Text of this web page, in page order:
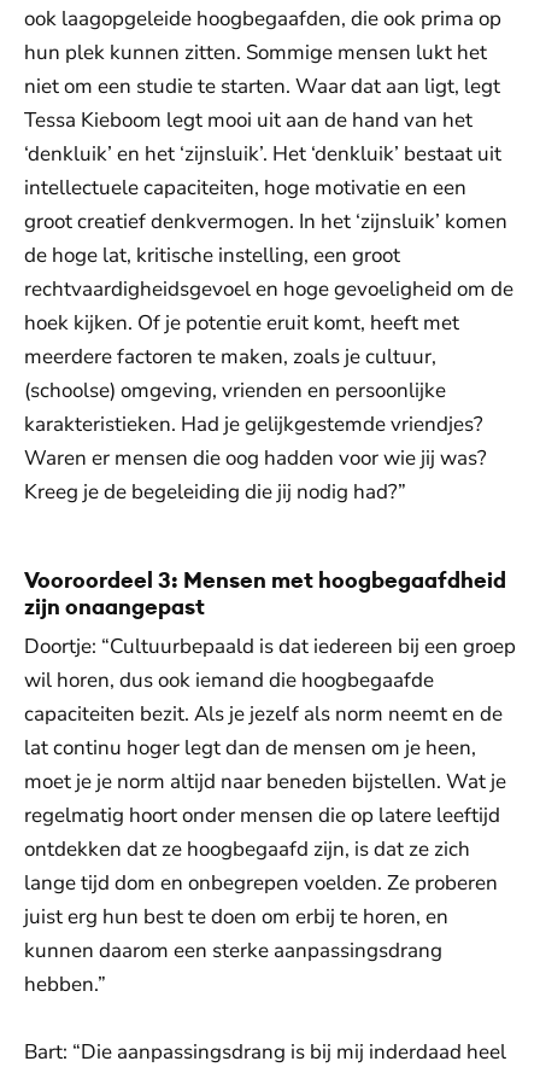
ook laagopgeleide hoogbegaafden, die ook prima op
hun plek kunnen zitten. Sommige mensen lukt het
niet om een studie te starten. Waar dat aan ligt, legt
Tessa Kieboom legt mooi uit aan de hand van het
‘denkluik’ en het ‘zijnsluik’. Het ‘denkluik’ bestaat uit
intellectuele capaciteiten, hoge motivatie en een
groot creatief denkvermogen. In het ‘zijnsluik’ komen
de hoge lat, kritische instelling, een groot
rechtvaardigheidsgevoel en hoge gevoeligheid om de
hoek kijken. Of je potentie eruit komt, heeft met
meerdere factoren te maken, zoals je cultuur,
(schoolse) omgeving, vrienden en persoonlijke
karakteristieken. Had je gelijkgestemde vriendjes?
Waren er mensen die oog hadden voor wie jij was?
Kreeg je de begeleiding die jij nodig had?”
Vooroordeel 3: Mensen met hoogbegaafdheid
zijn onaangepast
Doortje: “Cultuurbepaald is dat iedereen bij een groep
wil horen, dus ook iemand die hoogbegaafde
capaciteiten bezit. Als je jezelf als norm neemt en de
lat continu hoger legt dan de mensen om je heen,
moet je je norm altijd naar beneden bijstellen. Wat je
regelmatig hoort onder mensen die op latere leeftijd
ontdekken dat ze hoogbegaafd zijn, is dat ze zich
lange tijd dom en onbegrepen voelden. Ze proberen
juist erg hun best te doen om erbij te horen, en
kunnen daarom een sterke aanpassingsdrang
hebben.”
Bart: “Die aanpassingsdrang is bij mij inderdaad heel